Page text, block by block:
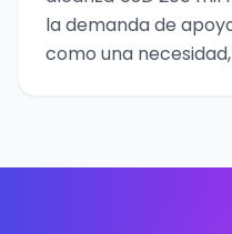
la demanda de
como una